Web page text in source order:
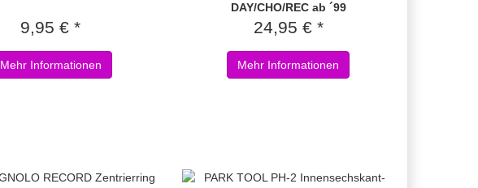
9,95 € *
Mehr Informationen
DAY/CHO/REC ab ´99
24,95 € *
Mehr Informationen